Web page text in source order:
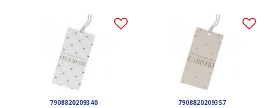
7908820209340 7908820209357